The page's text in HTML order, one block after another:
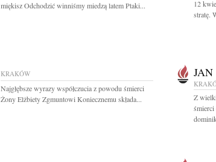
miękisz Odchodzić winniśmy miedzą latem Ptaki...
12
stratę.
KRAKÓW
Najgłębsze wyrazy współczucia z powodu śmierci
Żony Elżbiety Zgmuntowi Koniecznemu składa...
Z
śmierci